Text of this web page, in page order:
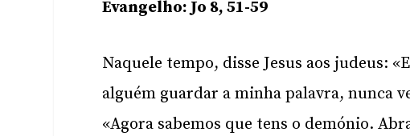
Evangelho: Jo 8, 51-59
Naquele tempo, disse Jesus aos judeus:
alguém guardar a minha palavra, nunca
«Agora sabemos que tens o demónio.